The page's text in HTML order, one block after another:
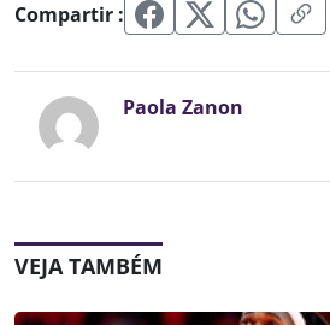
Compartir :
Paola Zanon
VEJA TAMBÉM